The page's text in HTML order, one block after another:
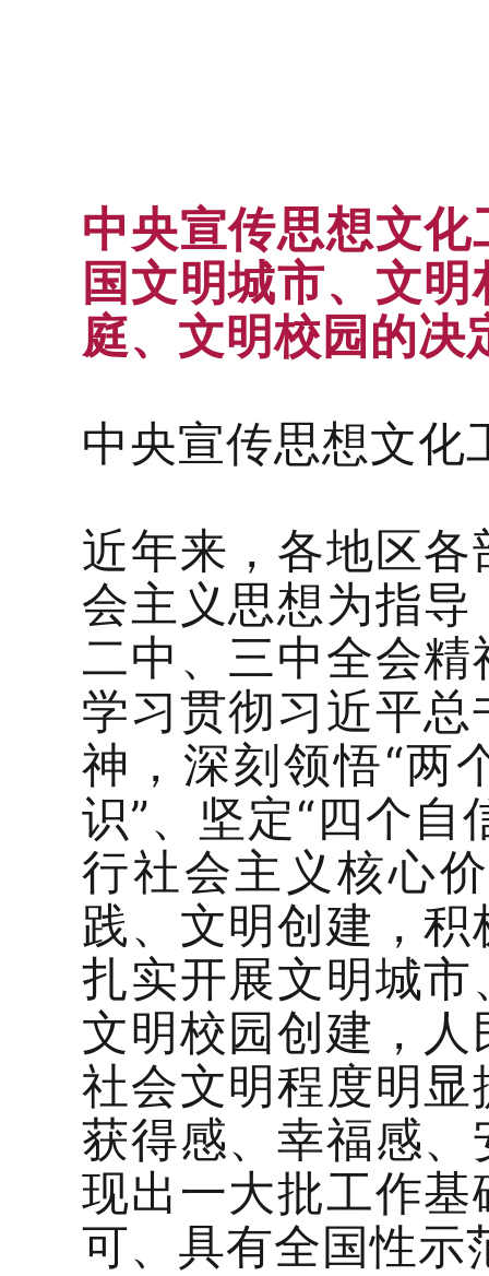
中央宣传思想文
国文明城市、文
庭、文明校园的决
中央宣传思想文化
近年来，各地区
会主义思想为指
二中、三中全会
学习贯彻习近平
神，深刻领悟“两
识”、坚定“四个自
行社会主义核心
践、文明创建，
扎实开展文明城
文明校园创建，
社会文明程度明
获得感、幸福感
现出一大批工作
可、具有全国性示